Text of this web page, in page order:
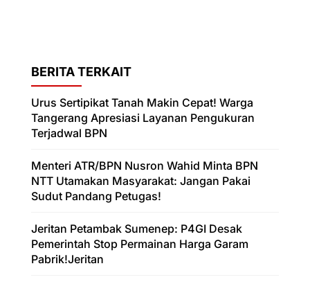
BERITA TERKAIT
Urus Sertipikat Tanah Makin Cepat! Warga
Tangerang Apresiasi Layanan Pengukuran
Terjadwal BPN
Menteri ATR/BPN Nusron Wahid Minta BPN
NTT Utamakan Masyarakat: Jangan Pakai
Sudut Pandang Petugas!
Jeritan Petambak Sumenep: P4GI Desak
Pemerintah Stop Permainan Harga Garam
Pabrik!Jeritan